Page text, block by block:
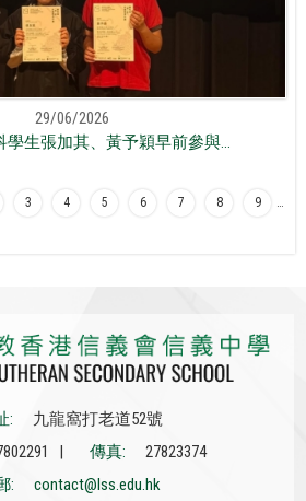
29/06/2026
學生張加其、黃予穎早前參與...
3 4 5 6 7 8 9
:
九龍窩打老道52號
| 傳真:
27823374
:
contact@lss.edu.hk